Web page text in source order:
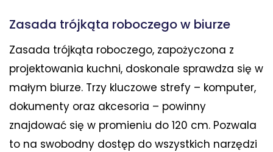
Zasada trójkąta roboczego w biurze
Zasada trójkąta roboczego, zapożyczona z
projektowania kuchni, doskonale sprawdza się w
małym biurze. Trzy kluczowe strefy – komputer,
dokumenty oraz akcesoria – powinny
znajdować się w promieniu do 120 cm. Pozwala
to na swobodny dostęp do wszystkich narzędzi